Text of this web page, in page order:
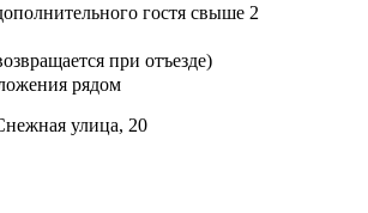
гостя свыше 2
при отъезде)
рядом
улица, 20